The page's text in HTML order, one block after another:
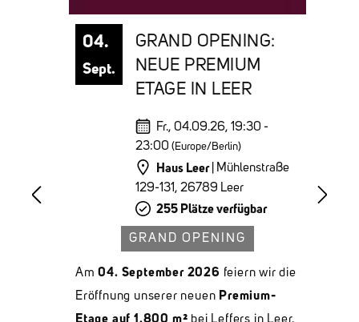
04.
Sept.
GRAND OPENING:
NEUE PREMIUM
ETAGE IN LEER
Fr., 04.09.26, 19:30 -
23:00 (Europe/Berlin)
Haus Leer| Mühlenstraße
129-131, 26789 Leer
255 Plätze verfügbar
GRAND OPENING
Am04. September 2026 feiern wir die
Eröffnung unserer neuen Premium-
Etage auf 1.800 m²